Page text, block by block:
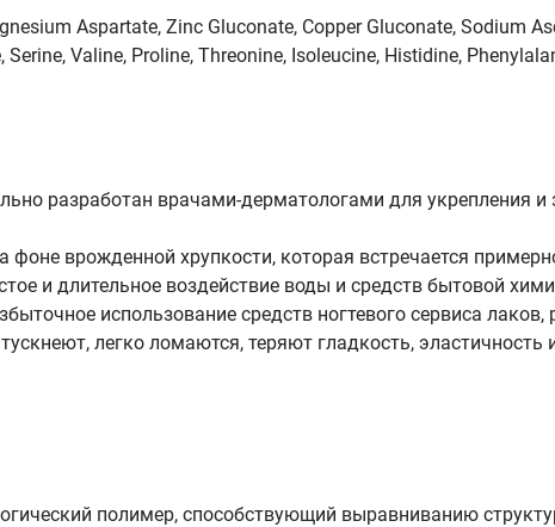
Aspartate, Zinc Gluconate, Сopper Gluconate, Sodium
Serine, Valine, Proline, Threonine, Isoleucine, Histidine,
разработан врачами-дерматологами для укрепления
врожденной хрупкости, которая встречается
и длительное воздействие воды и средств бытовой
использование средств ногтевого сервиса лаков,
легко ломаются, теряют гладкость, эластичность
полимер, способствующий выравниванию